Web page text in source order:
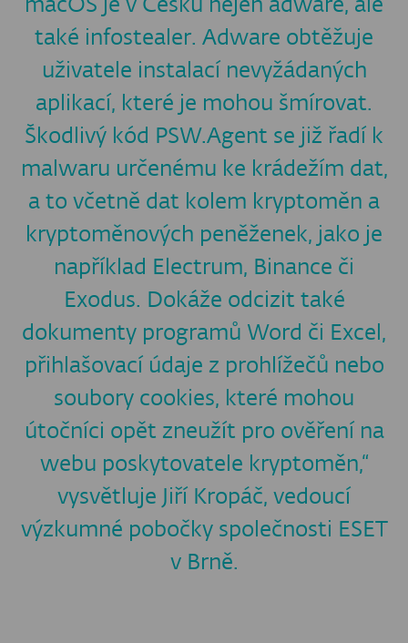
také infostealer. Adware obtěžuje
uživatele instalací nevyžádaných
aplikací, které je mohou šmírovat.
Škodlivý kód PSW.Agent se již řadí k
malwaru určenému ke krádežím dat,
a to včetně dat kolem kryptoměn a
kryptoměnových peněženek, jako je
například Electrum, Binance či
Exodus. Dokáže odcizit také
dokumenty programů Word či Excel,
přihlašovací údaje z prohlížečů nebo
soubory cookies, které mohou
útočníci opět zneužít pro ověření na
webu poskytovatele kryptoměn,“
vysvětluje Jiří Kropáč, vedoucí
výzkumné pobočky společnosti ESET
v Brně.